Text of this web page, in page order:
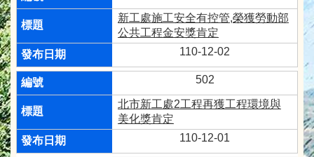
新工處施工安全有控管,榮獲勞動部
公共工程金安獎肯定
110-12-02
502
北市新工處2工程再獲工程環境與
美化獎肯定
110-12-01